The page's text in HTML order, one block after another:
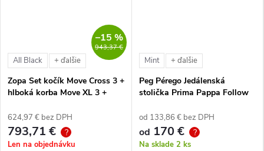
943,37 €
–15 %
All Black + ďalšie
Zopa Set kočík Move Cross 3 +
hlboká korba Move XL 3 +
vlastného výberu + báza
624,97 € bez DPH
793,71 € ?
Len na objednávku
Mint + ďalšie
Peg Pérego Jedálenská
stolička Prima Pappa Follow
od 133,86 € bez DPH
od 170 € ?
Na sklade 2 ks